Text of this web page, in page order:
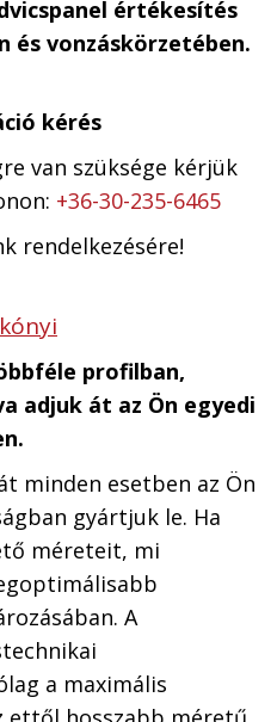
értékesítés
és vonzáskörzetében.
kérés
van szüksége kérjük
+36-30-235-6465
rendelkezésére!
profilban,
adjuk át az Ön egyedi
minden esetben az Ön
gyártjuk le. Ha
méreteit, mi
A
a maximális